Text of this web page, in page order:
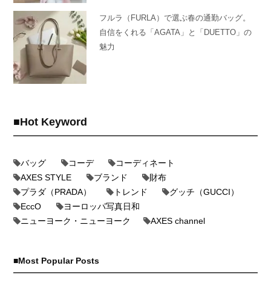
フルラ（FURLA）で選ぶ春の通勤バッグ。
自信をくれる「AGATA」と「DUETTO」の
魅力
Hot Keyword
バッグ コーデ
コーディネート
AXES STYLE
ブランド
財布
プラダ（PRADA）
トレンド
グッチ（GUCCI）
EccO
ヨーロッパ写真日和
ニューヨーク・ニューヨーク
AXES channel
Most Popular Posts